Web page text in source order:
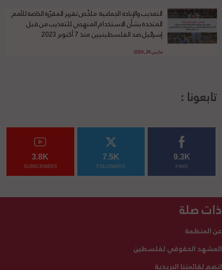
التعذيب والإبادة الجماعية: ملخّص تقرير المقرّرة الخاصة للأمم
المتحدة بشأن الاستخدام المنهجي للتعذيب من قبل
إسرائيل ضد الفلسطينيين منذ 7 أكتوبر 2023
مارس 24, 2026
تابعونا :
9.3K
FANS
7.5K
FOLLOWERS
3.8K
SUBSCRIBERS
ذات صلة
عن المنظمة
المشهد الحقوقي لفلسطين
انضم لقائمتنا البريدية